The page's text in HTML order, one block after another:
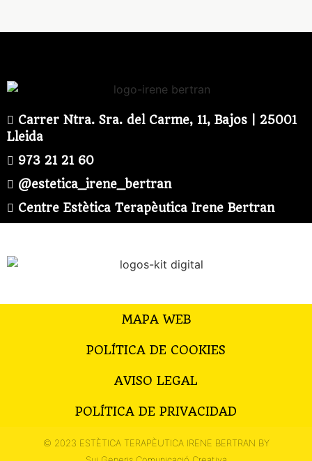
Carrer Ntra. Sra. del Carme, 11, Bajos | 25001
Lleida
973 21 21 60
@estetica_irene_bertran
Centre Estètica Terapèutica Irene Bertran
MAPA WEB
POLÍTICA DE COOKIES
AVISO LEGAL
POLÍTICA DE PRIVACIDAD
© 2023 ESTÈTICA TERAPÈUTICA IRENE BERTRAN BY